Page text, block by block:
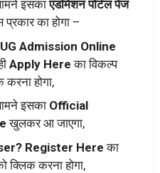
इसकाएडमिशन पोर्टल पेज
का होगा –
Admission Online
Apply Here का विकल्प
होगा,
इसका Official
खुलकर आ जाएगा,
Register Hereका
क्लिक करना होगा,